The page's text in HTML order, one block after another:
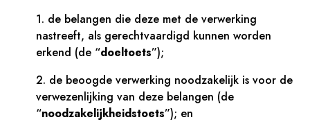
1. de belangen die deze met de verwerking
nastreeft, als gerechtvaardigd kunnen worden
erkend (de “doeltoets”);
2. de beoogde verwerking noodzakelijk is voor de
verwezenlijking van deze belangen (de
“noodzakelijkheidstoets”); en